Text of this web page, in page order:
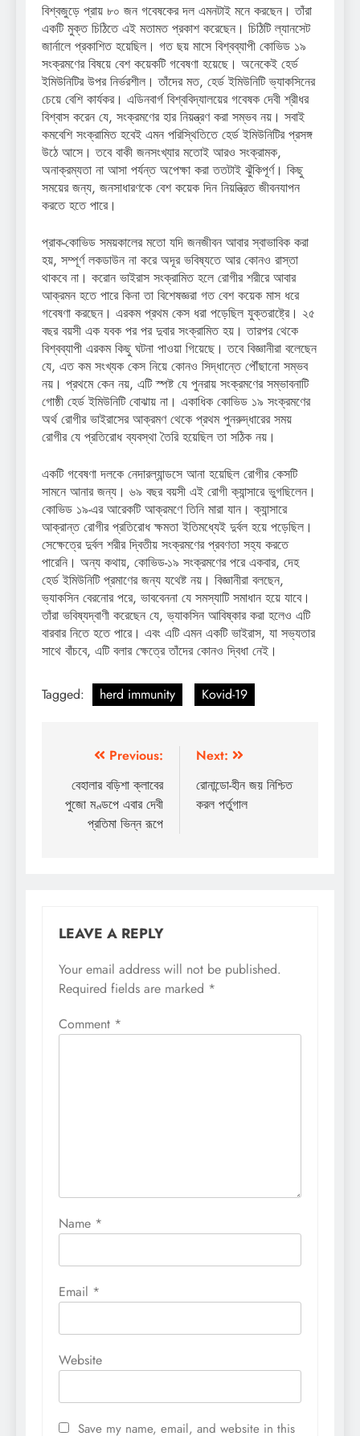
বিশ্বজুড়ে প্রায় ৮০ জন গবেষকের দল এমনটাই মনে করছেন। তাঁরা
একটি মুক্ত চিঠিতে এই মতামত প্রকাশ করেছেন। চিঠিটি ল্যানসেট
জার্নালে প্রকাশিত হয়েছিল। গত ছয় মাসে বিশ্বব্যাপী কোভিড ১৯
সংক্রমণের বিষয়ে বেশ কয়েকটি গবেষণা হয়েছে। অনেকেই হের্ড
ইমিউনিটির উপর নির্ভরশীল। তাঁদের মত, হের্ড ইমিউনিটি ভ্যাকসিনের
চেয়ে বেশি কার্যকর। এডিনবার্গ বিশ্ববিদ্যালয়ের গবেষক দেবী শ্রীধর
বিশ্বাস করেন যে, সংক্রমণের হার নিয়ন্ত্রণ করা সম্ভব নয়। সবাই
কমবেশি সংক্রামিত হবেই এমন পরিস্থিতিতে হের্ড ইমিউনিটির প্রসঙ্গ
উঠে আসে। তবে বাকী জনসংখ্যার মতোই আরও সংক্রামক,
অনাক্রম্যতা না আসা পর্যন্ত অপেক্ষা করা ততটাই ঝুঁকিপূর্ণ। কিছু
সময়ের জন্য, জনসাধারণকে বেশ কয়েক দিন নিয়ন্ত্রিত জীবনযাপন
করতে হতে পারে।
প্রাক-কোভিড সময়কালের মতো যদি জনজীবন আবার স্বাভাবিক করা
হয়, সম্পূর্ণ লকডাউন না করে অদূর ভবিষ্যতে আর কোনও রাস্তা
থাকবে না। করোন ভাইরাস সংক্রামিত হলে রোগীর শরীরে আবার
আক্রমন হতে পারে কিনা তা বিশেষজ্ঞরা গত বেশ কয়েক মাস ধরে
গবেষণা করছেন। এরকম প্রথম কেস ধরা পড়েছিল যুক্তরাষ্ট্রে। ২৫
বছর বয়সী এক যবক পর পর দুবার সংক্রামিত হয়। তারপর থেকে
বিশ্বব্যাপী এরকম কিছু ঘটনা পাওয়া গিয়েছে। তবে বিজ্ঞানীরা বলেছেন
যে, এত কম সংখ্যক কেস নিয়ে কোনও সিদ্ধান্তে পৌঁছানো সম্ভব
নয়। প্রথমে কেন নয়, এটি স্পষ্ট যে পুনরায় সংক্রমণের সম্ভাবনাটি
গোষ্ঠী হের্ড ইমিউনিটি বোঝায় না। একাধিক কোভিড ১৯ সংক্রমণের
অর্থ রোগীর ভাইরাসের আক্রমণ থেকে প্রথম পুনরুদ্ধারের সময়
রোগীর যে প্রতিরোধ ব্যবস্থা তৈরি হয়েছিল তা সঠিক নয়।
একটি গবেষণা দলকে নেদারল্যান্ডসে আনা হয়েছিল রোগীর কেসটি
সামনে আনার জন্য। ৬৯ বছর বয়সী এই রোগী ক্যান্সারে ভুগছিলেন।
কোভিড ১৯-এর আরেকটি আক্রমণে তিনি মারা যান। ক্যান্সারে
আক্রান্ত রোগীর প্রতিরোধ ক্ষমতা ইতিমধ্যেই দুর্বল হয়ে পড়েছিল।
সেক্ষেত্রে দুর্বল শরীর দ্বিতীয় সংক্রমণের প্রবণতা সহ্য করতে
পারেনি। অন্য কথায়, কোভিড-১৯ সংক্রমণের পরে একবার, দেহ
হের্ড ইমিউনিটি প্রমাণের জন্য যথেষ্ট নয়। বিজ্ঞানীরা বলছেন,
ভ্যাকসিন বেরনোর পরে, ভাববেননা যে সমস্যাটি সমাধান হয়ে যাবে।
তাঁরা ভবিষ্যদ্বাণী করেছেন যে, ভ্যাকসিন আবিষ্কার করা হলেও এটি
বারবার নিতে হতে পারে। এবং এটি এমন একটি ভাইরাস, যা সভ্যতার
সাথে বাঁচবে, এটি বলার ক্ষেত্রে তাঁদের কোনও দ্বিধা নেই।
Tagged: herd immunity Kovid-19
navigation
Previous:
বেহালার বড়িশা ক্লাবের
পুজো মণ্ডপে এবার দেবী
প্রতিমা ভিন্ন রূপে
Next:
রোনান্ডো-হীন জয় নিশ্চিত
করল পর্তুগাল
LEAVE A REPLY
Your email address will not be published.
Required fields are marked *
Comment *
Name *
Email *
Website
Save my name, email, and website in this